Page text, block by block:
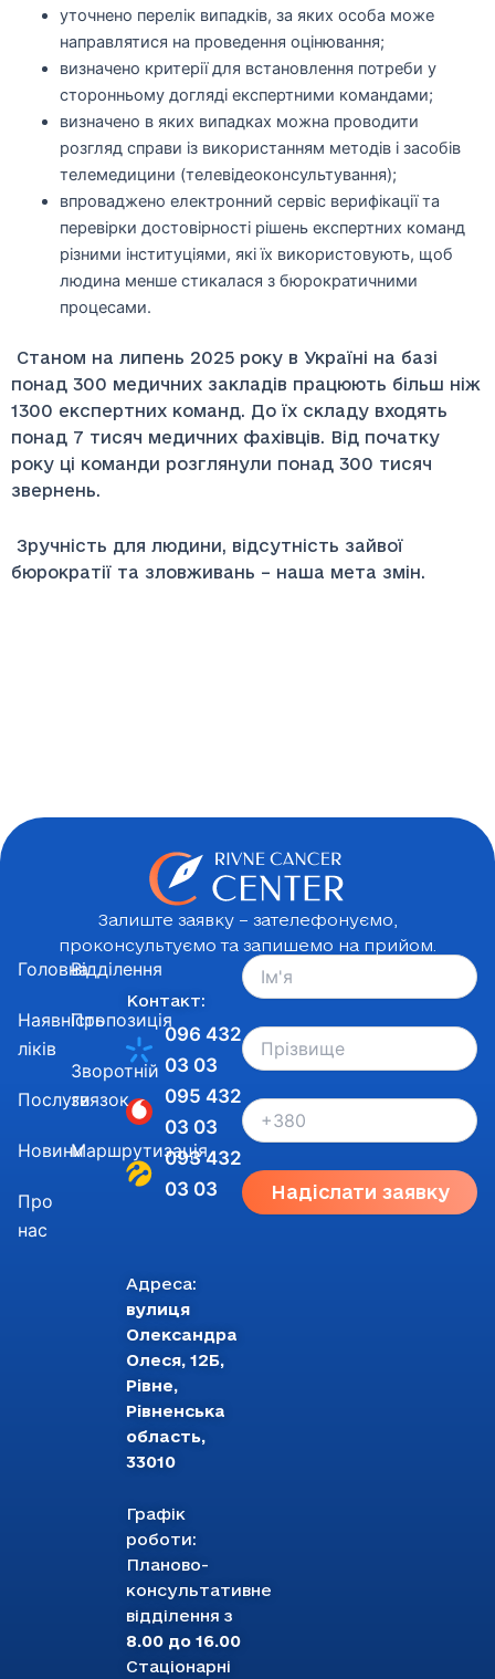
уточнено перелік випадків, за яких особа може
направлятися на проведення оцінювання;
визначено критерії для встановлення потреби у
сторонньому догляді експертними командами;
визначено в яких випадках можна проводити
розгляд справи із використанням методів і засобів
телемедицини (телевідеоконсультування);
впроваджено електронний сервіс верифікації та
перевірки достовірності рішень експертних команд
різними інституціями, які їх використовують, щоб
людина менше стикалася з бюрократичними
процесами.
Станом на липень 2025 року в Україні на базі
понад 300 медичних закладів працюють більш ніж
1300 експертних команд. До їх складу входять
понад 7 тисяч медичних фахівців. Від початку
року ці команди розглянули понад 300 тисяч
звернень.
Зручність для людини, відсутність зайвої
бюрократії та зловживань – наша мета змін.
Залиште заявку – зателефонуємо,
проконсультуємо та запишемо на прийом.
Адреса:
вулиця
Олександра
Олеся, 12Б,
Рівне,
Рівненська
область,
33010
Графік
роботи:
Планово-
консультативне
відділення з
8.00 до 16.00
Стаціонарні
Контакт:
096 432
03 03
095 432
03 03
093 432
03 03
Головна
Наявність
ліків
Послуги
Новини
Про
нас
Відділення
Пропозиція
Зворотній
звязок
Маршрутизація
Надіслати заявку